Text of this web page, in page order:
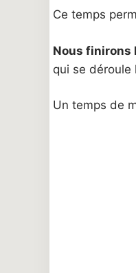
Ce temps
Nous finirons
qui se déroule
Un temps de